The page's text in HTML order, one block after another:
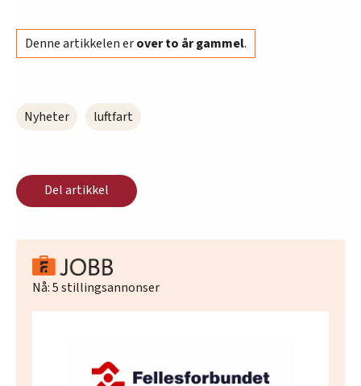
Denne artikkelen erover to år gammel.
Nyheter luftfart
Del artikkel
Nå:5stillingsannonser